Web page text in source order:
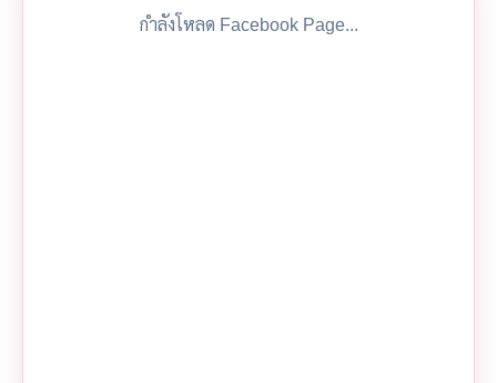
กำลังโหลด Facebook Page...